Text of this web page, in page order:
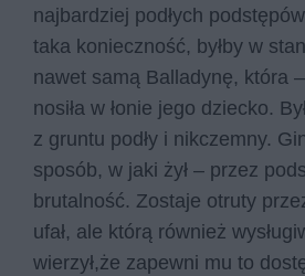
najbardziej podłych
taka konieczność, byłby w
nawet samą Balladynę, która
nosiła w łonie jego dziecko.
z gruntu podły i nikczemny.
sposób, w jaki żył – przez
brutalność. Zostaje otruty
ufał, ale którą również
wierzył,że zapewni mu to